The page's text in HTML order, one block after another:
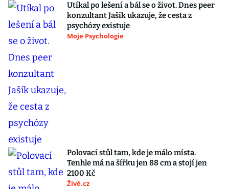
Utíkal po lešení a bál se o život. Dnes peer
konzultant Jašík ukazuje, že cesta z
psychózy existuje
Moje Psychologie
Polovací stůl tam, kde je málo místa.
Tenhle má na šířku jen 88 cm a stojí jen
2100 Kč
Živě.cz